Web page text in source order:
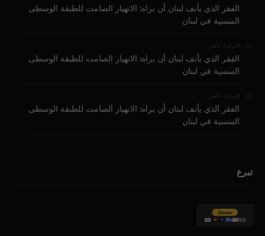
الفقر الذي يأنف لبنان أن يراه: الانهيار الصامت للطبقة الوسطى
المنسية في لبنان
قارىء على
الفقر الذي يأنف لبنان أن يراه: الانهيار الصامت للطبقة الوسطى
المنسية في لبنان
قارىء على
الفقر الذي يأنف لبنان أن يراه: الانهيار الصامت للطبقة الوسطى
المنسية في لبنان
تبرع